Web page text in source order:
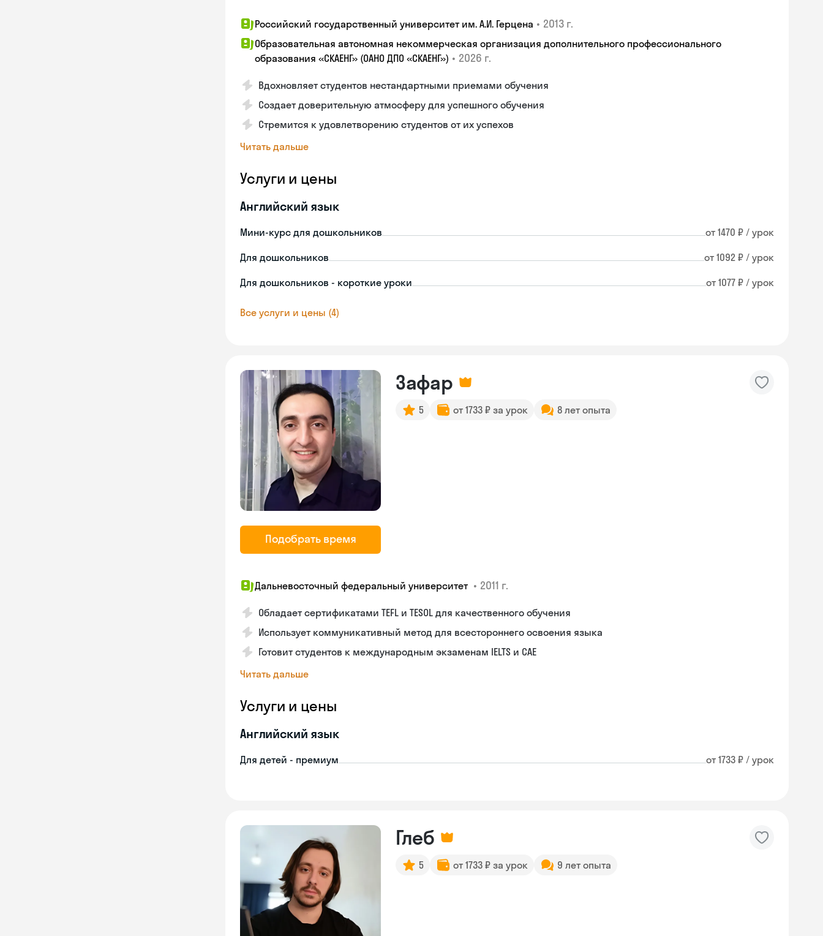
Российский государственный университет им. А.И. Герцена • 2013 г.
Образовательная автономная некоммерческая организация дополнительного профессионального
образования «СКАЕНГ» (ОАНО ДПО «СКАЕНГ») • 2026 г.
Вдохновляет студентов нестандартными приемами обучения
Создает доверительную атмосферу для успешного обучения
Стремится к удовлетворению студентов от их успехов
Читать дальше
Услуги и цены
Английский язык
Мини-курс для дошкольников от 1470 ₽ / урок
Для дошкольников от 1092 ₽ / урок
Для дошкольников - короткие уроки от 1077 ₽ / урок
Все услуги и цены (4)
Подобрать время
Зафар
5 от 1733 ₽ за урок 8 лет опыта
Дальневосточный федеральный университет • 2011 г.
Обладает сертификатами TEFL и TESOL для качественного обучения
Использует коммуникативный метод для всестороннего освоения языка
Готовит студентов к международным экзаменам IELTS и CAE
Читать дальше
Услуги и цены
Английский язык
Для детей - премиум от 1733 ₽ / урок
Глеб
5 от 1733 ₽ за урок 9 лет опыта